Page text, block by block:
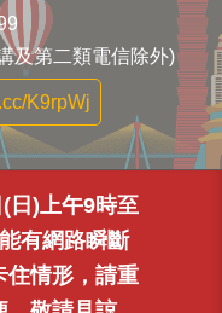
日)上午9時至
有網路瞬斷
住情形，請重
及第二類電信除外)
K9rpWj